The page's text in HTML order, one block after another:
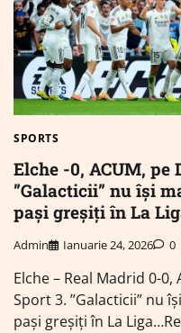
SPORTS
Elche -0, ACUM, pe
”Galacticii” nu își
pași greșiți în La
Admin Ianuarie 24, 2026 0
Elche – Real Madrid 0-0,
Sport 3. ”Galacticii” nu
pași greșiți în La